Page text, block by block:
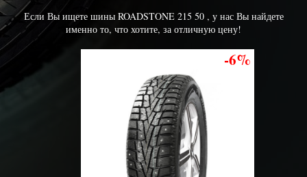
Если Вы ищете шины ROADSTONE 215 50 , у нас Вы найдете
именно то, что хотите, за отличную цену!
-6%